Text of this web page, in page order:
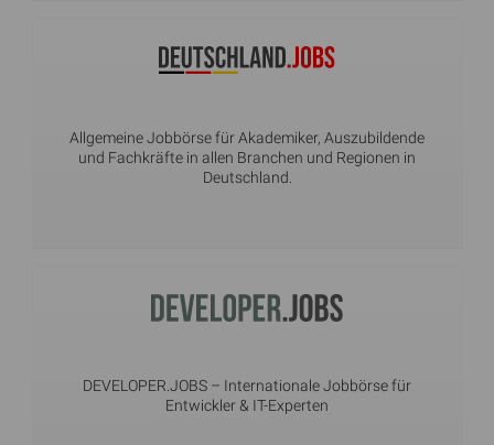
Allgemeine Jobbörse für Akademiker, Auszubildende
und Fachkräfte in allen Branchen und Regionen in
Deutschland.
DEVELOPER.JOBS – Internationale Jobbörse für
Entwickler & IT-Experten